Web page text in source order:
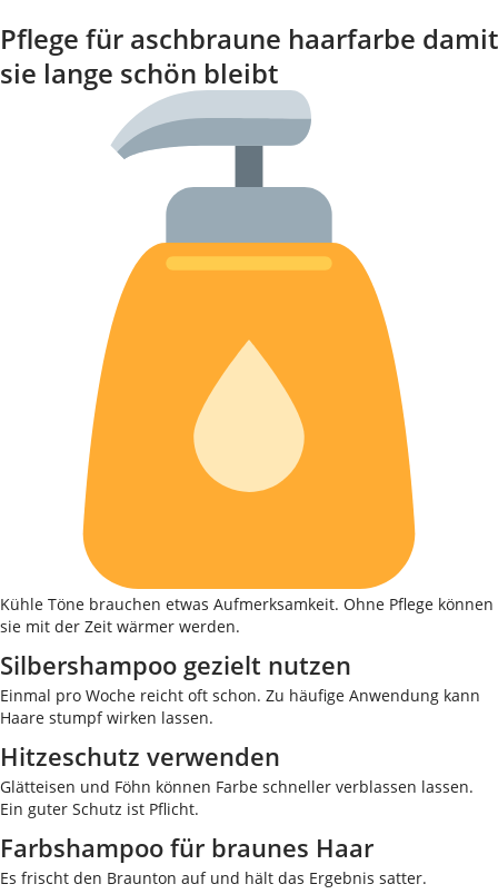
Pflege für aschbraune haarfarbe damit
sie lange schön bleibt
Kühle Töne brauchen etwas Aufmerksamkeit. Ohne Pflege können
sie mit der Zeit wärmer werden.
Silbershampoo gezielt nutzen
Einmal pro Woche reicht oft schon. Zu häufige Anwendung kann
Haare stumpf wirken lassen.
Hitzeschutz verwenden
Glätteisen und Föhn können Farbe schneller verblassen lassen.
Ein guter Schutz ist Pflicht.
Farbshampoo für braunes Haar
Es frischt den Braunton auf und hält das Ergebnis satter.